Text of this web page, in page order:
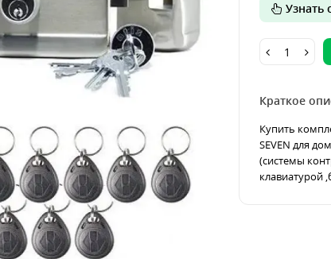
Узнать
Краткое
Купить
SEVEN для
(системы
клавиатурой